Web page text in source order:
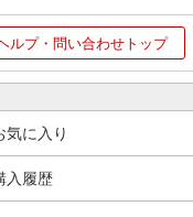
ルプ・問い合わせトップ
気に入り
入履歴